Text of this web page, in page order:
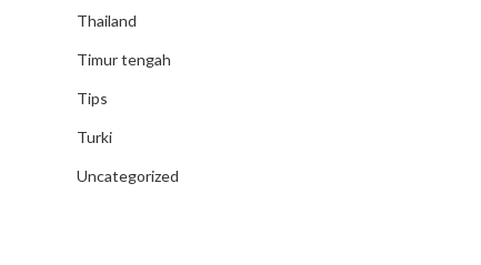
Thailand
Timur tengah
Tips
Turki
Uncategorized